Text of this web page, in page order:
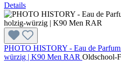
Details
PHOTO HISTORY - Eau de
würzig | K90 Men RAR Oldschool-